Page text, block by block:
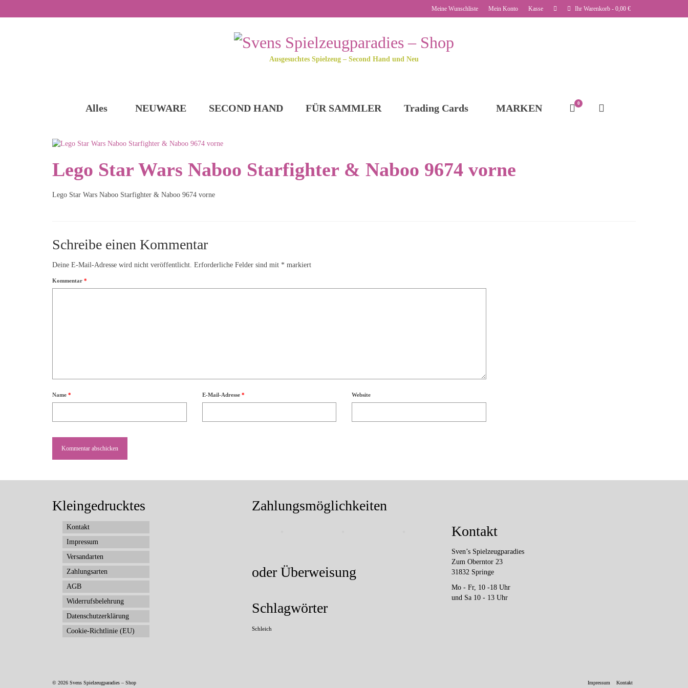
Meine Wunschliste Mein Konto Kasse Ihr Warenkorb - 0,00 €
Ausgesuchtes Spielzeug – Second Hand und Neu
Alles NEUWARE SECOND HAND FÜR SAMMLER Trading Cards MARKEN 0
Lego Star Wars Naboo Starfighter & Naboo 9674 vorne
Lego Star Wars Naboo Starfighter & Naboo 9674 vorne
Schreibe einen Kommentar
Deine E-Mail-Adresse wird nicht veröffentlicht. Erforderliche Felder sind mit * markiert
Kommentar *
Name * E-Mail-Adresse * Website
Kleingedrucktes
Kontakt
Impressum
Versandarten
Zahlungsarten
AGB
Widerrufsbelehrung
Datenschutzerklärung
Cookie-Richtlinie (EU)
Zahlungsmöglichkeiten
oder Überweisung
Schlagwörter
Schleich
Kontakt
Sven’s Spielzeugparadies
Zum Oberntor 23
31832 Springe
Mo - Fr, 10 -18 Uhr
und Sa 10 - 13 Uhr
Impressum Kontakt
© 2026 Svens Spielzeugparadies – Shop